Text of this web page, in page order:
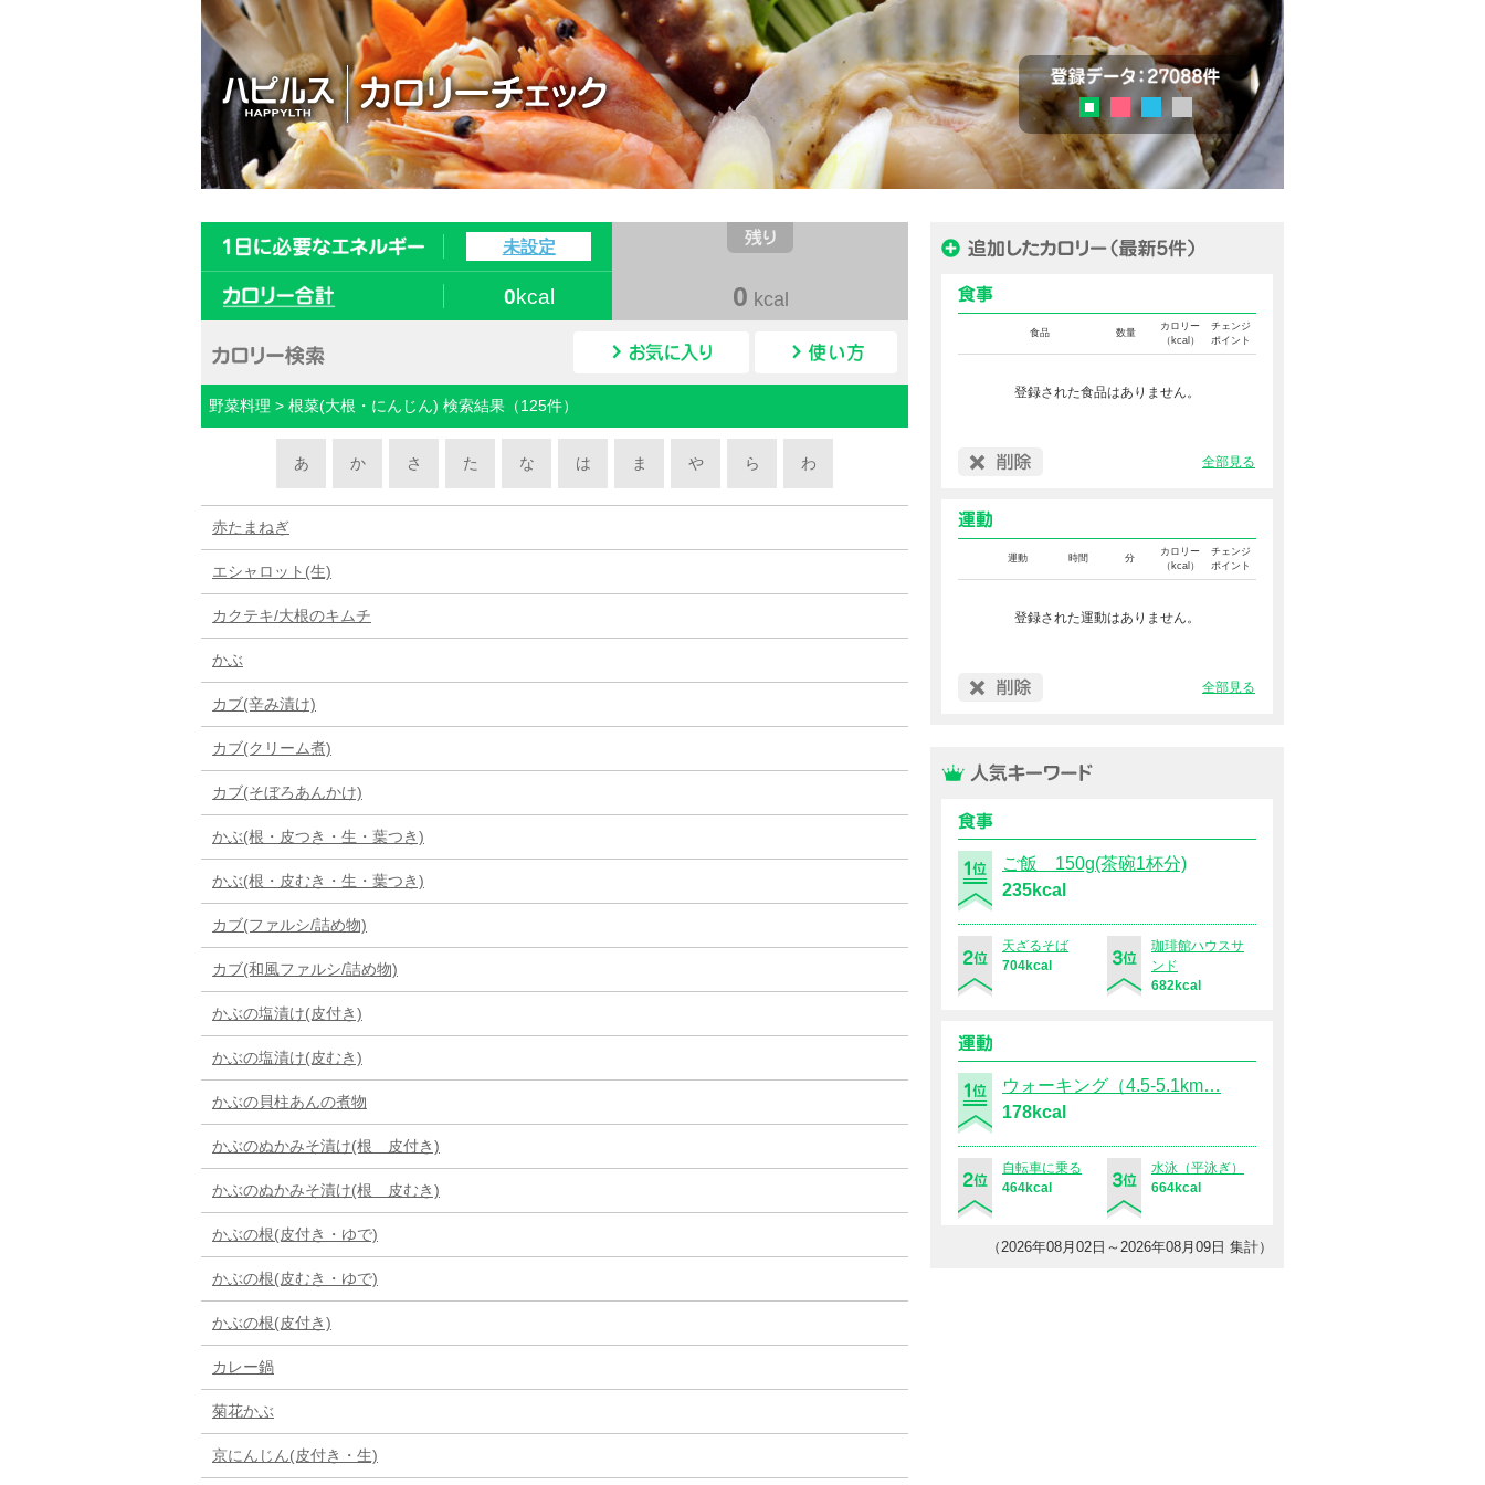
ハピルス カロリーチェック 登録データ：27036品目
ピンク ブルーグレー
食品 数量
カロリー
（kcal）
チェンジ
ポイント
登録された食品はありません。
全部見る
運動 時間 分
カロリー
（kcal）
チェンジ
ポイント
登録された運動はありません。
全部見る
ご飯 150g(茶碗1杯分)
235kcal
天ざるそば
704kcal
珈琲館ハウスサ
ンド
682kcal
ウォーキング（4.5-5.1km…
178kcal
自転車に乗る
464kcal
水泳（平泳ぎ）
664kcal
（2026年08月02日～2026年08月09日 集計）
未設定
0kcal 0 kcal
カロリー検索
野菜料理 > 根菜(大根・にんじん) 検索結果（125件）
あ か さ た な は ま や ら わ
赤たまねぎ
エシャロット(生)
カクテキ/大根のキムチ
かぶ
カブ(辛み漬け)
カブ(クリーム煮)
カブ(そぼろあんかけ)
かぶ(根・皮つき・生・葉つき)
かぶ(根・皮むき・生・葉つき)
カブ(ファルシ/詰め物)
カブ(和風ファルシ/詰め物)
かぶの塩漬け(皮付き)
かぶの塩漬け(皮むき)
かぶの貝柱あんの煮物
かぶのぬかみそ漬け(根 皮付き)
かぶのぬかみそ漬け(根 皮むき)
かぶの根(皮付き・ゆで)
かぶの根(皮むき・ゆで)
かぶの根(皮付き)
カレー鍋
菊花かぶ
京にんじん(皮付き・生)